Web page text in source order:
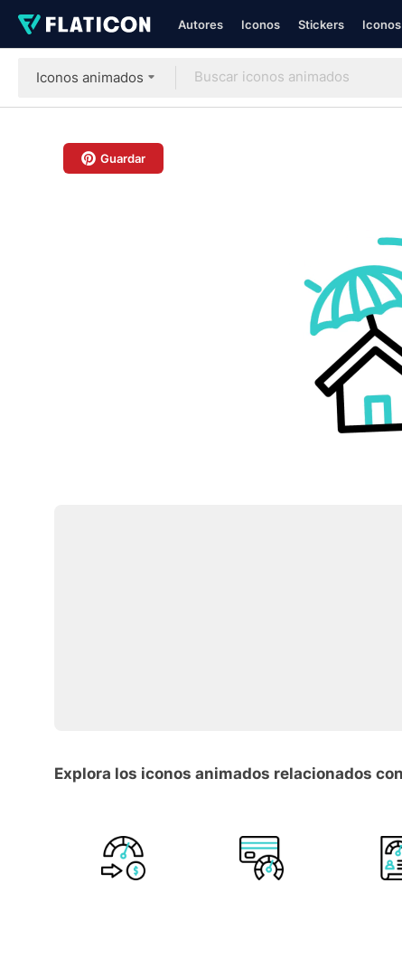
Autores Iconos Stickers
Iconos animados
Guardar
Explora los iconos animados relacionados